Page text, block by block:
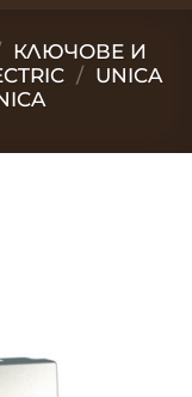
КЛЮЧОВЕ И
/ UNICA